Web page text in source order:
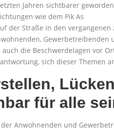
Jahren sichtbarer
wie dem Pik As
der Straße in den vergangenen
Gewerbetreibenden
die Beschwerdelagen vor
sich dieser Themen
Lücken
für alle
Anwohnenden und